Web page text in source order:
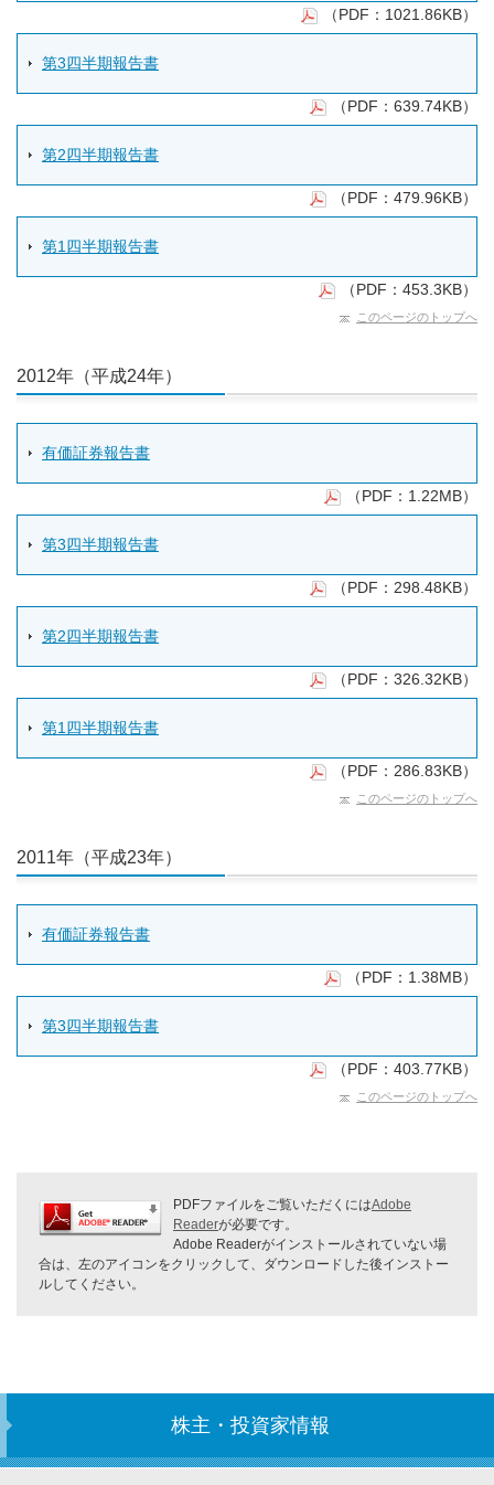
（PDF：1021.86KB）
第3四半期報告書
（PDF：639.74KB）
第2四半期報告書
（PDF：479.96KB）
第1四半期報告書
（PDF：453.3KB）
このページのトップへ
2012年（平成24年）
有価証券報告書
（PDF：1.22MB）
第3四半期報告書
（PDF：298.48KB）
第2四半期報告書
（PDF：326.32KB）
第1四半期報告書
（PDF：286.83KB）
このページのトップへ
2011年（平成23年）
有価証券報告書
（PDF：1.38MB）
第3四半期報告書
（PDF：403.77KB）
このページのトップへ
PDFファイルをご覧いただくにはAdobe
Readerが必要です。
Adobe Readerがインストールされていない場
合は、左のアイコンをクリックして、ダウンロードした後インストー
ルしてください。
株主・投資家情報